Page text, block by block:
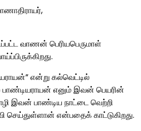
வாணன் பெரியபெருமாள்
என்று கல்வெட்டில்
பாண்டியராயன் எனும் இவன் பெயரின்
இவன் பாண்டிய நாட்டை வெற்றி
செய்துள்ளான் என்பதைக் காட்டுகிறது.